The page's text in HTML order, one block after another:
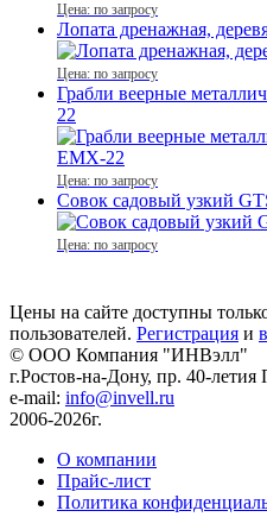
Цена: по запросу
Лопата дренажная,
Цена: по запросу
Грабли веерные
22
Цена: по запросу
Совок садовый узкий
Цена: по запросу
Цены на сайте доступны
пользователей. Регистрация и
© ООО Компания "ИНВэлл"
г.Ростов-на-Дону, пр. 40-
e-mail: info@invell.ru
2006-2026г.
О компании
Прайс-лист
Политика